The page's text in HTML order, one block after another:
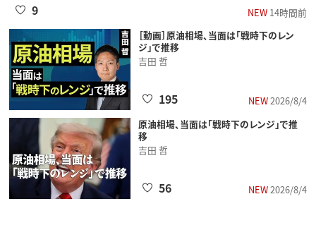
NEW14時間前
9
［動画］原油相場、当面は「戦時下のレン
ジ」で推移
吉田 哲
NEW2026/8/4
195
原油相場、当面は「戦時下のレンジ」で推
移
吉田 哲
NEW2026/8/4
56